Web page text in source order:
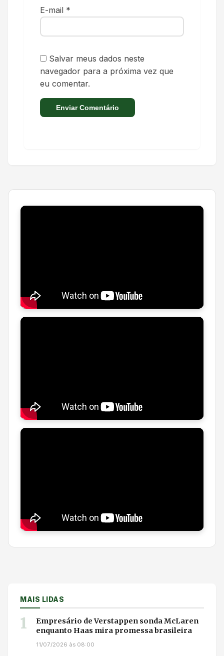
E-mail *
Salvar meus dados neste
navegador para a próxima vez que
eu comentar.
MAIS LIDAS
1
Empresário de Verstappen sonda McLaren
enquanto Haas mira promessa brasileira
11/07/2026 às 08:00